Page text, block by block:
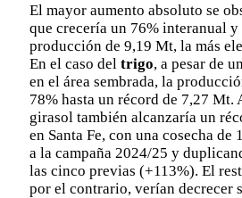
El mayor aumento absoluto se
que crecería un 76% interanual
producción de 9,19 Mt, la más
En el caso del trigo, a pesar de
en el área sembrada, la
78% hasta un récord de 7,27 Mt.
girasol también alcanzaría un
en Santa Fe, con una cosecha
a la campaña 2024/25 y
las cinco previas (+113%). El
por el contrario, verían decrecer